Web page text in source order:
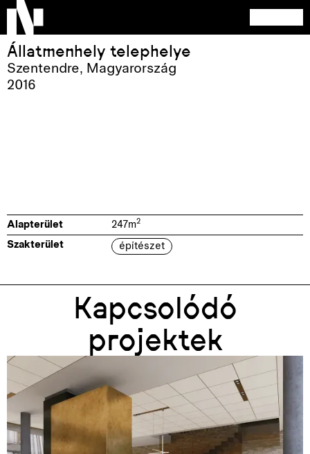
Állatmenhely telephelye
Szentendre, Magyarország
2016
Alapterület 247m2
Szakterület építészet
Kapcsolódó
projektek